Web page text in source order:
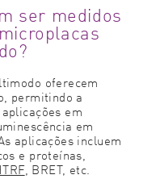
ser medidos
oferecem
permitindo a
em
em
aplicações incluem
e proteínas,
, BRET, etc.